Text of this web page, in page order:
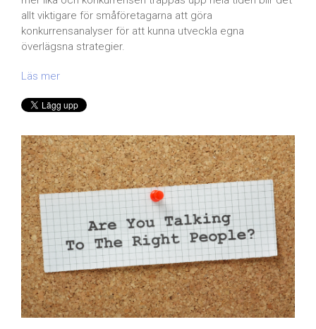
allt viktigare för småföretagarna att göra
konkurrensanalyser för att kunna utveckla egna
överlägsna strategier.
Läs mer